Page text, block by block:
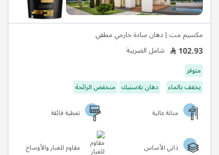
مكسيم مت | دهان سادة خارجي مطفي
102.93 شامل الضريبة
متوفر
يخفف بالماء
دهان بلاستيك منخفض الرائحة
متانة عالية
تغطية فائقة
ذاتي الأساس مقاوم للغبار والأوساخ